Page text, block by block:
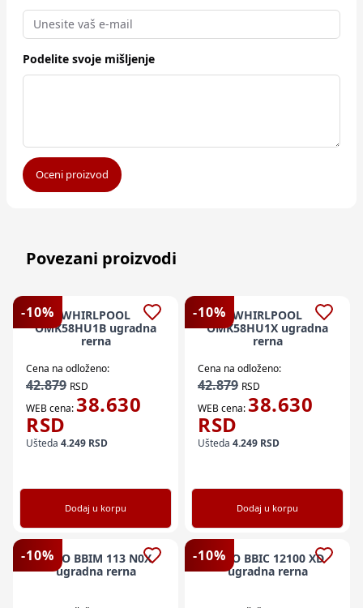
Podelite svoje mišljenje
Oceni proizvod
Povezani proizvodi
-10% WHIRLPOOL
OMK58HU1B ugradna
rerna
Cena na odloženo:
42.879 RSD
WEB cena:38.630
RSD
Ušteda 4.249 RSD
Dodaj u korpu
-10% WHIRLPOOL
OMK58HU1X ugradna
rerna
Cena na odloženo:
42.879 RSD
WEB cena:38.630
RSD
Ušteda 4.249 RSD
Dodaj u korpu
-10%
BEKO BBIM 113 N0X
ugradna rerna
-10%
BEKO BBIC 12100 XD
ugradna rerna